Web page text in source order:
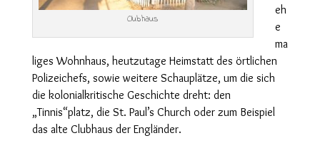
Clubhaus
eh
e
ma
liges Wohnhaus, heutzutage Heimstatt des örtlichen
Polizeichefs, sowie weitere Schauplätze, um die sich
die kolonialkritische Geschichte dreht: den
„Tinnis“platz, die St. Paul’s Church oder zum Beispiel
das alte Clubhaus der Engländer.